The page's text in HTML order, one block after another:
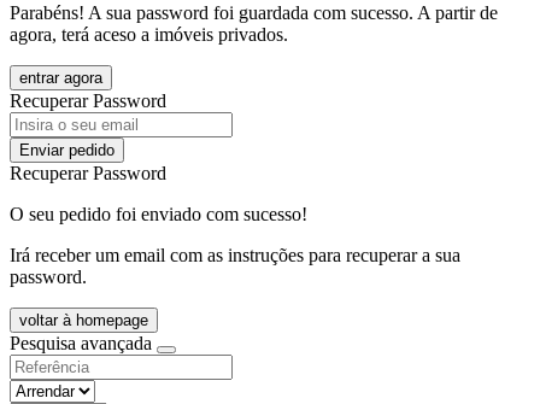
Parabéns! A sua password foi guardada com sucesso. A partir de
agora, terá aceso a imóveis privados.
entrar agora
Recuperar Password
Enviar pedido
Recuperar Password
O seu pedido foi enviado com sucesso!
Irá receber um email com as instruções para recuperar a sua
password.
voltar à homepage
Pesquisa avançada
objective